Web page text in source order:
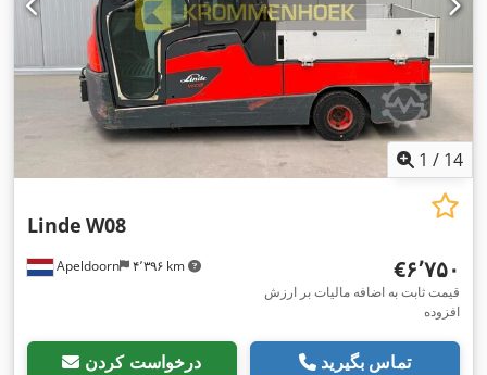
1 / 14
Apeldoorn ۴٬۳۹۶ km
Linde W08
‎€۶٬۷۵۰
قیمت ثابت به اضافه مالیات بر ارزش
افزوده
درخواست کردن تماس بگیرید